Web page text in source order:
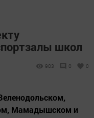
школ
903 0 0
Мамадышском и